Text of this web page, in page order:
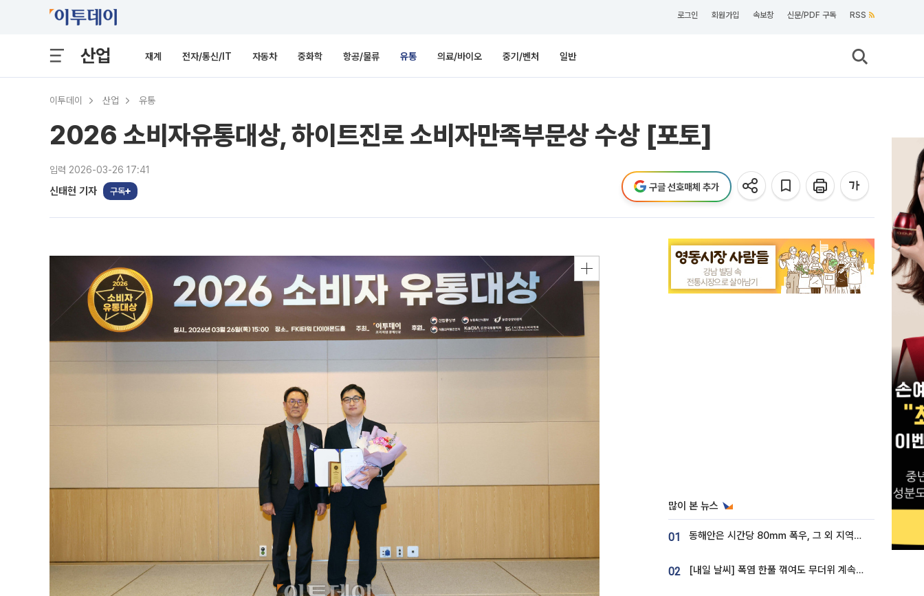
로그인 회원가입 속보창 신문/PDF 구독 RSS
산업 재계 전자/통신/IT 자동차 중화학 항공/물류 유통 의료/바이오 중기/벤처 일반
이투데이 산업 유통
2026 소비자유통대상, 하이트진로 소비자만족부문상 수상 [포토]
입력 2026-03-26 17:41
신태현 기자 구독 구글 선호매체 추가
많이 본 뉴스
01 동해안은 시간당 80㎜ 폭우, 그 외 지역은 폭염…‘극과 극 날씨’
02 [내일 날씨] 폭염 한풀 꺾여도 무더위 계속⋯동해안 이틀 연속 비